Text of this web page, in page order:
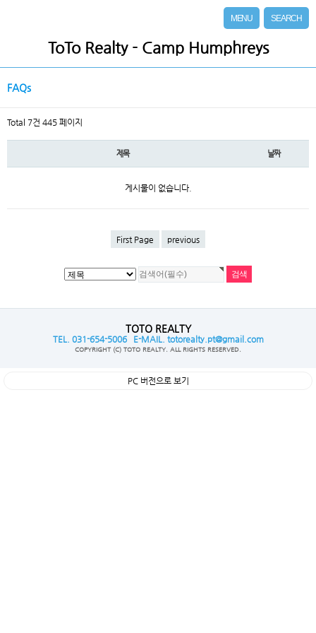
ToTo Realty - Camp Humphreys
MENU SEARCH
FAQs
Total 7건 445 페이지
제목 날짜
게시물이 없습니다.
First Page previous
TOTO REALTY
TEL. 031-654-5006 E-MAIL. totorealty.pt@gmail.com
COPYRIGHT (C) TOTO REALTY. ALL RIGHTS RESERVED.
PC 버전으로 보기